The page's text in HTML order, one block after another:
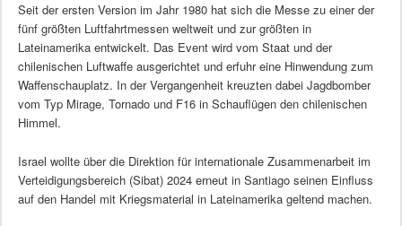
Seit der ersten Version im Jahr 1980 hat sich die Messe zu einer der
fünf größten Luftfahrtmessen weltweit und zur größten in
Lateinamerika entwickelt. Das Event wird vom Staat und der
chilenischen Luftwaffe ausgerichtet und erfuhr eine Hinwendung zum
Waffenschauplatz. In der Vergangenheit kreuzten dabei Jagdbomber
vom Typ Mirage, Tornado und F16 in Schauflügen den chilenischen
Himmel.
Israel wollte über die Direktion für internationale Zusammenarbeit im
Verteidigungsbereich (Sibat) 2024 erneut in Santiago seinen Einfluss
auf den Handel mit Kriegsmaterial in Lateinamerika geltend machen.